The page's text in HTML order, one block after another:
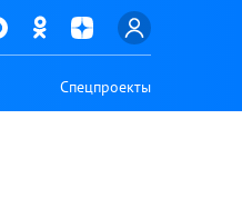
Спецпроекты